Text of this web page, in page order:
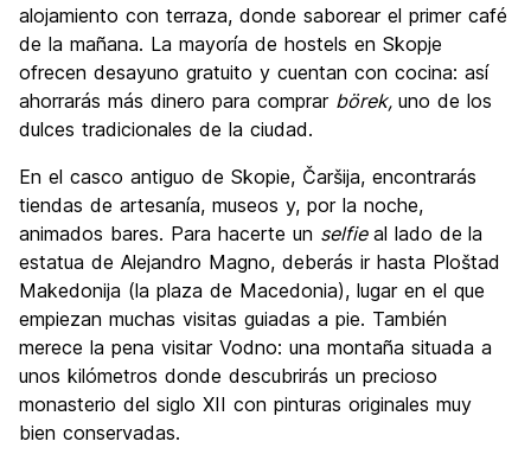
alojamiento con terraza, donde saborear el primer café
de la mañana. La mayoría de hostels en Skopje
ofrecen desayuno gratuito y cuentan con cocina: así
ahorrarás más dinero para comprar börek, uno de los
dulces tradicionales de la ciudad.
En el casco antiguo de Skopie, Čaršija, encontrarás
tiendas de artesanía, museos y, por la noche,
animados bares. Para hacerte un selfie al lado de la
estatua de Alejandro Magno, deberás ir hasta Ploštad
Makedonija (la plaza de Macedonia), lugar en el que
empiezan muchas visitas guiadas a pie. También
merece la pena visitar Vodno: una montaña situada a
unos kilómetros donde descubrirás un precioso
monasterio del siglo XII con pinturas originales muy
bien conservadas.